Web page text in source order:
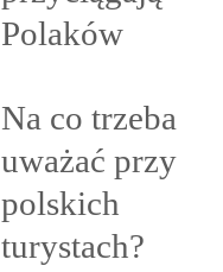
Polaków
Na co trzeba
uważać przy
polskich
turystach?